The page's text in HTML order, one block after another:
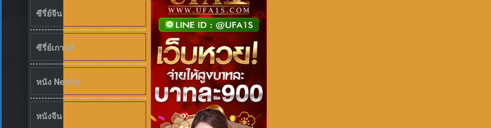
ซีรี่ย์จีน
ซีรี่ย์เกาหลี
หนัง Netflix
หนังจีน